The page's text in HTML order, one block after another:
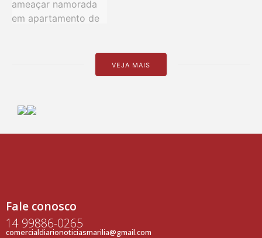
VEJA MAIS
Fale conosco
14 99886-0265
comercialdiarionoticiasmarilia@gmail.com